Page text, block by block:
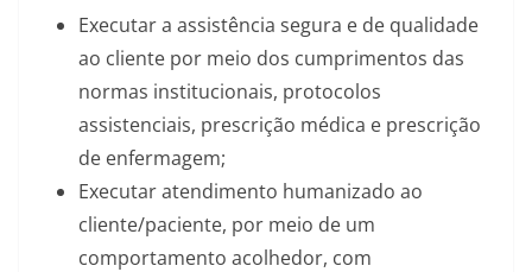
Executar a assistência segura e de qualidade
ao cliente por meio dos cumprimentos das
normas institucionais, protocolos
assistenciais, prescrição médica e prescrição
de enfermagem;
Executar atendimento humanizado ao
cliente/paciente, por meio de um
comportamento acolhedor, com